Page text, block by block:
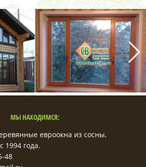
МЫ НАХОДИМСЯ:
евроокна из сосны,
1994 года.
48